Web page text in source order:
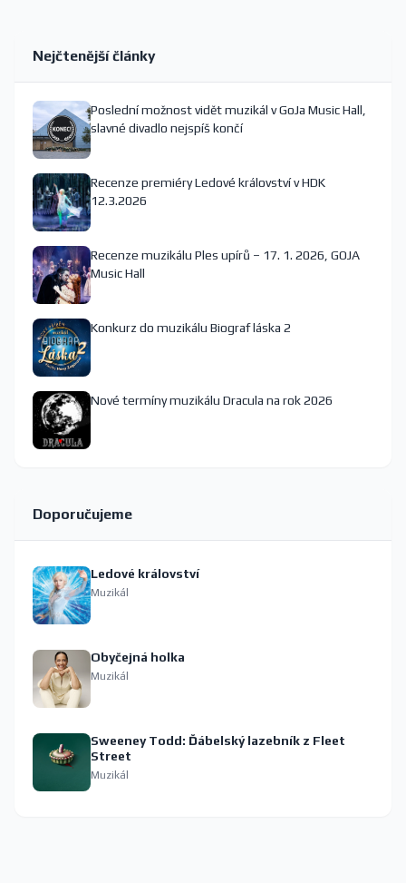
Nejčtenější články
Poslední možnost vidět muzikál v GoJa Music Hall,
slavné divadlo nejspíš končí
Recenze premiéry Ledové království v HDK
12.3.2026
Recenze muzikálu Ples upírů – 17. 1. 2026, GOJA
Music Hall
Konkurz do muzikálu Biograf láska 2
Nové termíny muzikálu Dracula na rok 2026
Doporučujeme
Ledové království
Muzikál
Obyčejná holka
Muzikál
Sweeney Todd: Ďábelský lazebník z Fleet
Street
Muzikál